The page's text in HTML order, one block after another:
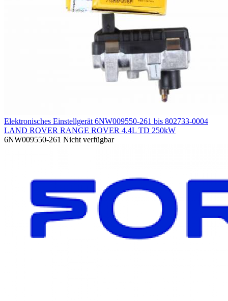
Elektronisches Einstellgerät 6NW009550-261 bis 802733-0004
LAND ROVER RANGE ROVER 4.4L TD 250kW
6NW009550-261 Nicht verfügbar